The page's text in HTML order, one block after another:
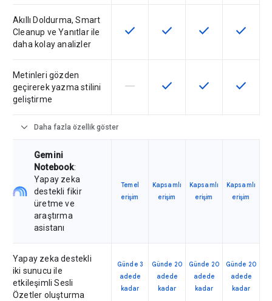
Akıllı Doldurma, Smart
Cleanup ve Yanıtlar ile
daha kolay analizler
Bu özellik SKU'da kullanılabilir
check Bu özellik SKU'da
check Bu özellik
check Bu
check
Metinleri gözden
geçirerek yazma stilini
geliştirme
Bu özellik söz konusu SKU
horizontal_rule Bu özellik SKU'da
check Bu özellik
check Bu
check
expand_more Daha fazla özellik göster
Gemini
Notebook:
Yapay zeka
destekli fikir
üretme ve
araştırma
asistanı
Temel
erişim
Kapsamlı
erişim
Kapsamlı
erişim
Kapsamlı
erişim
Yapay zeka destekli
iki sunucu ile
etkileşimli Sesli
Özetler oluşturma
Günde 3
adede
kadar
Günde 20
adede
kadar
Günde 20
adede
kadar
Günde 20
adede
kadar